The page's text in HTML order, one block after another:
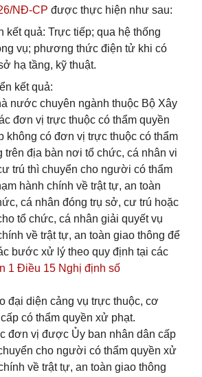
NĐ-CP được thực hiện như sau:
kết quả: Trực tiếp; qua hệ thống
vụ; phương thức điện tử khi có
hạ tầng, kỹ thuật.
kết quả:
nước chuyên ngành thuộc Bộ Xây
đơn vị trực thuộc có thẩm quyền
không có đơn vị trực thuộc có thẩm
trên địa bàn nơi tổ chức, cá nhân vi
trú thì chuyển cho người có thẩm
hành chính về trật tự, an toàn
cá nhân đóng trụ sở, cư trú hoặc
tổ chức, cá nhân giải quyết vụ
về trật tự, an toàn giao thông để
bước xử lý theo quy định tại các
1 Điều 15 Nghị định số
đại diện cảng vụ trực thuộc, cơ
có thẩm quyền xử phạt.
đơn vị được Ủy ban nhân dân cấp
cho người có thẩm quyền xử
về trật tự, an toàn giao thông